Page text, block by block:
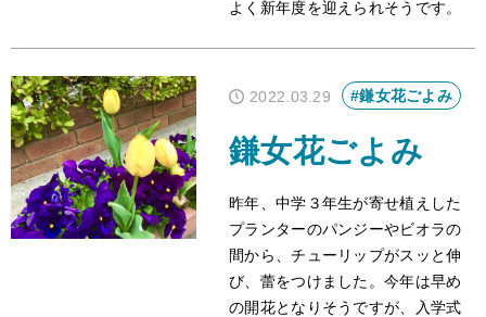
よく新年度を迎えられそうです。
2022.03.29 #鎌女花ごよみ
鎌女花ごよみ
昨年、中学３年生が寄せ植えした
プランターのパンジーやビオラの
間から、チューリップがスッと伸
び、蕾をつけました。今年は早め
の開花となりそうですが、入学式